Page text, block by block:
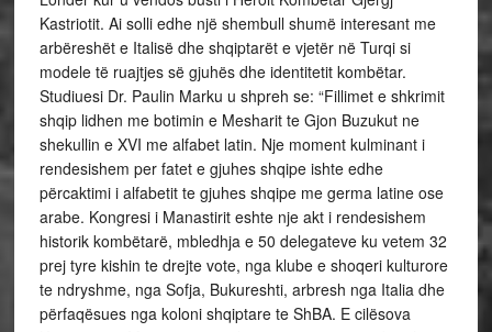
Kastriotit. Ai solli edhe një shembull shumë interesant me
arbëreshët e Italisë dhe shqiptarët e vjetër në Turqi si
modele të ruajtjes së gjuhës dhe identitetit kombëtar.
Studiuesi Dr. Paulin Marku u shpreh se: “Fillimet e shkrimit
shqip lidhen me botimin e Mesharit te Gjon Buzukut ne
shekullin e XVI me alfabet latin. Nje moment kulminant i
rendesishem per fatet e gjuhes shqipe ishte edhe
përcaktimi i alfabetit te gjuhes shqipe me germa latine ose
arabe. Kongresi i Manastirit eshte nje akt i rendesishem
historik kombëtarë, mbledhja e 50 delegateve ku vetem 32
prej tyre kishin te drejte vote, nga klube e shoqeri kulturore
te ndryshme, nga Sofja, Bukureshti, arbresh nga Italia dhe
përfaqësues nga koloni shqiptare te ShBA. E cilësova